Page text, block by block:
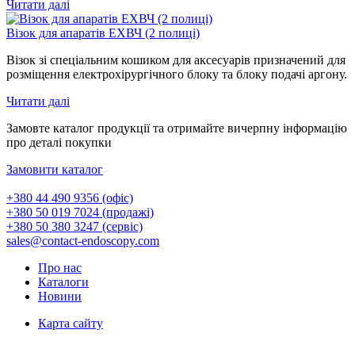
Читати далі
Візок для апаратів ЕХВЧ (2 полиці)
Візок зі спеціальним кошиком для аксесуарів призначений для
розміщення електрохірургічного блоку та блоку подачі аргону.
Читати далі
Замовте каталог продукції та отримайте вичерпну інформацію
про деталі покупки
Замовити каталог
+380 44 490 9356 (офіс)
+380 50 019 7024 (продажі)
+380 50 380 3247 (сервіс)
sales@contact-endoscopy.com
Про нас
Каталоги
Новини
Карта сайту